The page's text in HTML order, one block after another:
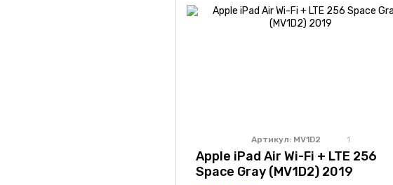
Артикул: MV1D2 1
Apple iPad Air Wi-Fi + LTE 256
Space Gray (MV1D2) 2019